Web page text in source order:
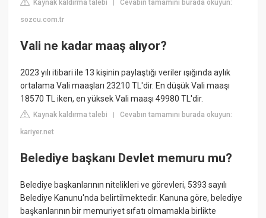
Kaynak kaldırma talebi |Cevabın tamamını burada okuyun:
sozcu.com.tr
Vali ne kadar maaş alıyor?
2023 yılı itibari ile 13 kişinin paylaştığı veriler ışığında aylık
ortalama Vali maaşları 23210 TL'dir. En düşük Vali maaşı
18570 TL iken, en yüksek Vali maaşı 49980 TL'dir.
Kaynak kaldırma talebi |Cevabın tamamını burada okuyun:
kariyer.net
Belediye başkanı Devlet memuru mu?
Belediye başkanlarının nitelikleri ve görevleri, 5393 sayılı
Belediye Kanunu'nda belirtilmektedir. Kanuna göre, belediye
başkanlarının bir memuriyet sıfatı olmamakla birlikte